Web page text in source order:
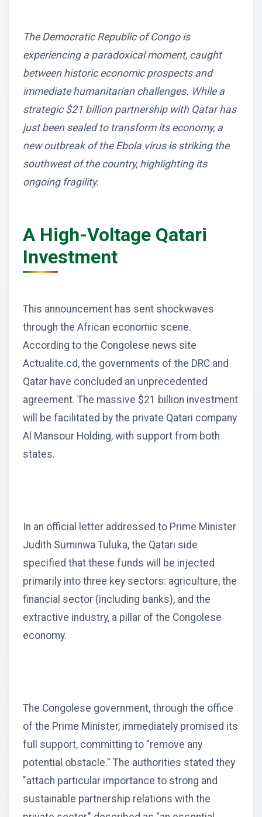
The Democratic Republic of Congo is
experiencing a paradoxical moment, caught
between historic economic prospects and
immediate humanitarian challenges. While a
strategic $21 billion partnership with Qatar has
just been sealed to transform its economy, a
new outbreak of the Ebola virus is striking the
southwest of the country, highlighting its
ongoing fragility.
A High-Voltage Qatari
Investment
This announcement has sent shockwaves
through the African economic scene.
According to the Congolese news site
Actualite.cd, the governments of the DRC and
Qatar have concluded an unprecedented
agreement. The massive $21 billion investment
will be facilitated by the private Qatari company
Al Mansour Holding, with support from both
states.
In an official letter addressed to Prime Minister
Judith Suminwa Tuluka, the Qatari side
specified that these funds will be injected
primarily into three key sectors: agriculture, the
financial sector (including banks), and the
extractive industry, a pillar of the Congolese
economy.
The Congolese government, through the office
of the Prime Minister, immediately promised its
full support, committing to "remove any
potential obstacle." The authorities stated they
"attach particular importance to strong and
sustainable partnership relations with the